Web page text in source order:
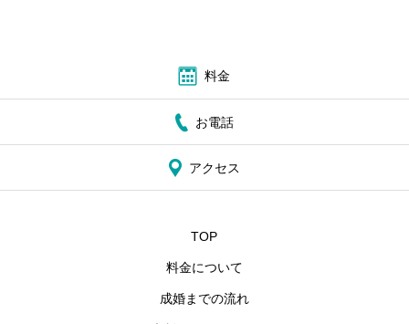
料金
お電話
アクセス
TOP
料金について
成婚までの流れ